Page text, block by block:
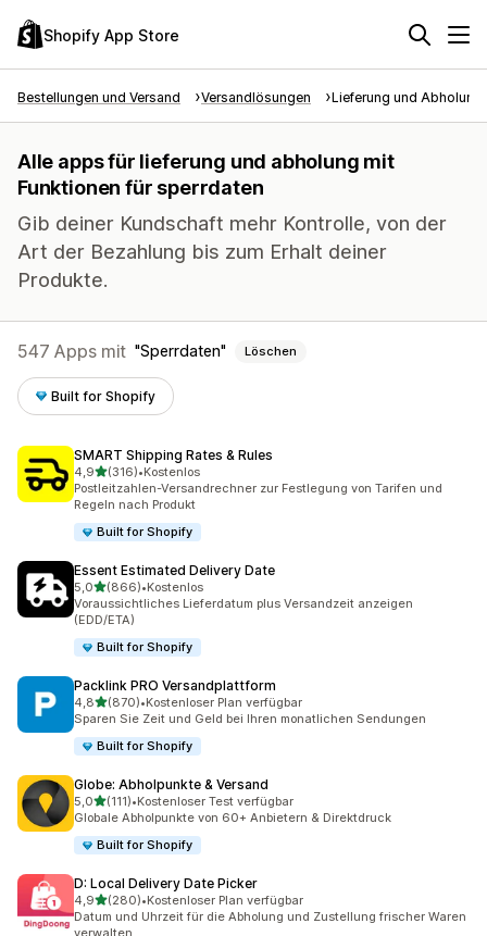
Shopify App Store
Bestellungen und Versand Versandlösungen Lieferung und Abholung
Alle apps für lieferung und abholung mit
Funktionen für sperrdaten
Gib deiner Kundschaft mehr Kontrolle, von der
Art der Bezahlung bis zum Erhalt deiner
Produkte.
547 Apps mit Sperrdaten Löschen
Built for Shopify
SMART Shipping Rates & Rules
4,9von 5 Sternen
(316)
316 Rezensionen insgesamt
•Kostenlos
Postleitzahlen-Versandrechner zur Festlegung von Tarifen und
Regeln nach Produkt
Built for Shopify
Essent Estimated Delivery Date
5,0von 5 Sternen
(866)
866 Rezensionen insgesamt
•Kostenlos
Voraussichtliches Lieferdatum plus Versandzeit anzeigen
(EDD/ETA)
Built for Shopify
Packlink PRO Versandplattform
4,8von 5 Sternen
(870)
870 Rezensionen insgesamt
•Kostenloser Plan verfügbar
Sparen Sie Zeit und Geld bei Ihren monatlichen Sendungen
Built for Shopify
Globe: Abholpunkte & Versand
5,0von 5 Sternen
(111)
111 Rezensionen insgesamt
•Kostenloser Test verfügbar
Globale Abholpunkte von 60+ Anbietern & Direktdruck
Built for Shopify
D: Local Delivery Date Picker
4,9von 5 Sternen
(280)
280 Rezensionen insgesamt
•Kostenloser Plan verfügbar
Datum und Uhrzeit für die Abholung und Zustellung frischer Waren
verwalten